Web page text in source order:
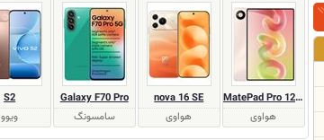
MatePad Pro 12 (2026)
هواوی
nova 16 SE
هواوی
Galaxy F70 Pro
سامسونگ
S2
ویوو